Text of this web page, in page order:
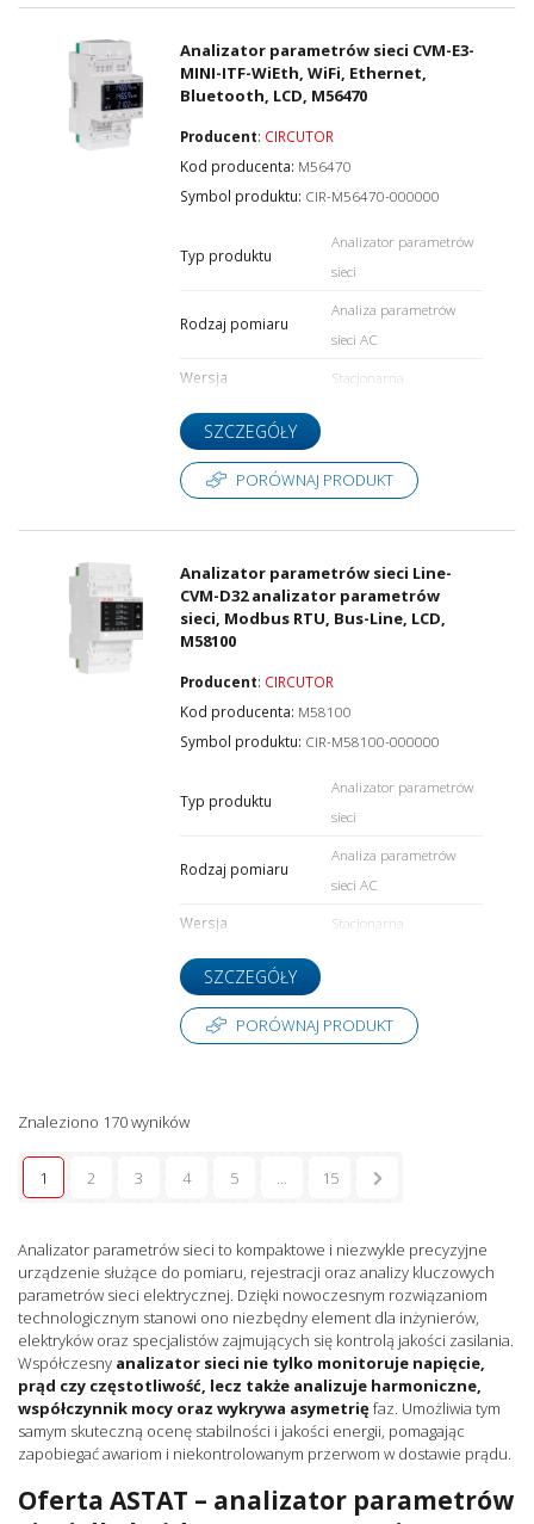
Analizator parametrów sieci CVM-E3-
MINI-ITF-WiEth, WiFi, Ethernet,
Bluetooth, LCD, M56470
Producent: CIRCUTOR
Kod producenta: M56470
Symbol produktu: CIR-M56470-000000
Typ produktu
Analizator parametrów
sieci
Rodzaj pomiaru
Analiza parametrów
sieci AC
Wersja
Stacjonarna
SZCZEGÓŁY
PORÓWNAJ PRODUKT
Analizator parametrów sieci Line-
CVM-D32 analizator parametrów
sieci, Modbus RTU, Bus-Line, LCD,
M58100
Producent: CIRCUTOR
Kod producenta: M58100
Symbol produktu: CIR-M58100-000000
Typ produktu
Analizator parametrów
sieci
Rodzaj pomiaru
Analiza parametrów
sieci AC
Wersja
Stacjonarna
SZCZEGÓŁY
PORÓWNAJ PRODUKT
Znaleziono 170 wyników
1 2 3 4 5 15
Analizator parametrów sieci to kompaktowe i niezwykle precyzyjne
urządzenie służące do pomiaru, rejestracji oraz analizy kluczowych
parametrów sieci elektrycznej. Dzięki nowoczesnym rozwiązaniom
technologicznym stanowi ono niezbędny element dla inżynierów,
elektryków oraz specjalistów zajmujących się kontrolą jakości zasilania.
Współczesny analizator sieci nie tylko monitoruje napięcie,
prąd czy częstotliwość, lecz także analizuje harmoniczne,
współczynnik mocy oraz wykrywa asymetrięfaz. Umożliwia tym
samym skuteczną ocenę stabilności i jakości energii, pomagając
zapobiegać awariom i niekontrolowanym przerwom w dostawie prądu.
Oferta ASTAT – analizator parametrów